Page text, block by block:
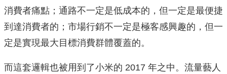
消費者痛點；通路不一定是低成本的，但一定是最便捷
到達消費者的；市場行銷不一定是極客感興趣的，但一
定是實現最大目標消費群體覆蓋的。
而這套邏輯也被用到了小米的 2017 年之中。流量藝人